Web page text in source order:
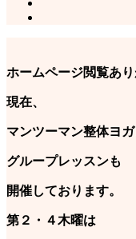
ホームページ閲覧あり
現在、
マンツーマン整体ヨ
グループレッスンも
開催しております。
第２・４木曜は